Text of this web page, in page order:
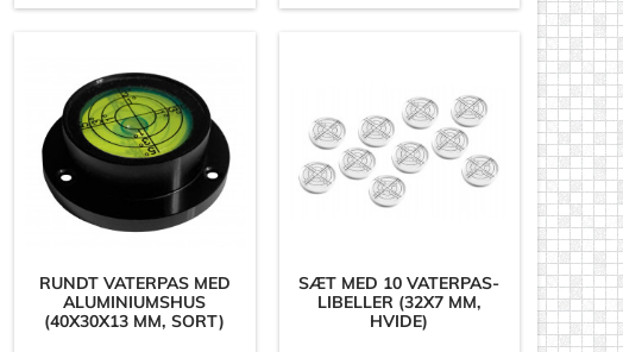
RUNDT VATERPAS MED
ALUMINIUMSHUS
(40X30X13 MM, SORT)
SÆT MED 10 VATERPAS-
LIBELLER (32X7 MM,
HVIDE)